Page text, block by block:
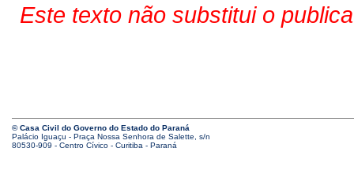
Este texto não substitui o
© Casa Civil do Governo do Estado do Paraná
Palácio Iguaçu - Praça Nossa Senhora de Salette, s/n
80530-909 - Centro Cívico - Curitiba - Paraná